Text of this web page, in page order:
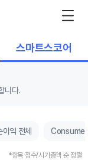
스마트스코어
니다.
이익 전체
*항목 점수/시가총액 순 정렬